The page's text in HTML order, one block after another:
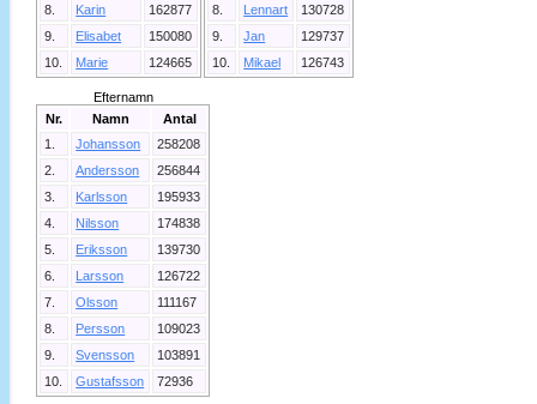
8.
Karin
162877
9.
Elisabet
150080
10.
Marie 124665
8.
Lennart
130728
9.
Jan
129737
10.
Mikael 126743
Efternamn
Nr.
Namn
Antal
1.
Johansson
258208
2.
Andersson
256844
3.
Karlsson
195933
4.
Nilsson
174838
5.
Eriksson
139730
6.
Larsson
126722
7.
Olsson
111167
8.
Persson
109023
9.
Svensson
103891
10.
Gustafsson 72936